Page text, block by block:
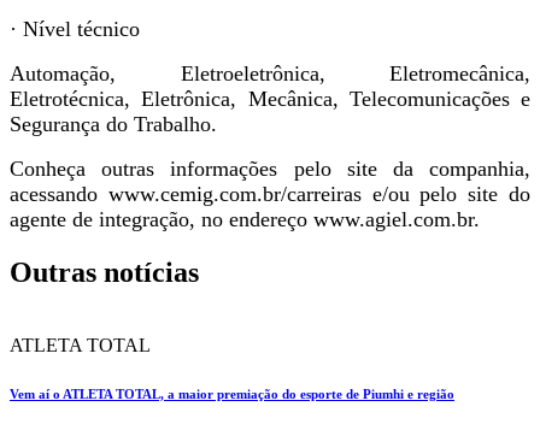
· Nível técnico
Automação, Eletroeletrônica, Eletromecânica,
Eletrotécnica, Eletrônica, Mecânica, Telecomunicações e
Segurança do Trabalho.
Conheça outras informações pelo site da companhia,
acessando www.cemig.com.br/carreiras e/ou pelo site do
agente de integração, no endereço www.agiel.com.br.
Outras notícias
ATLETA TOTAL
Vem aí o ATLETA TOTAL, a maior premiação do esporte de Piumhi e região